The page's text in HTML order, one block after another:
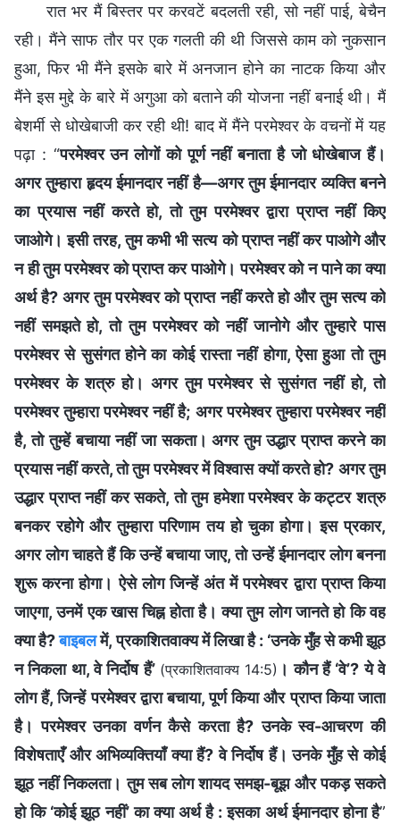
रात भर मैं बिस्तर पर करवटें बदलती रही, सो नहीं पाई, बेचैन
रही। मैंने साफ तौर पर एक गलती की थी जिससे काम को नुकसान
हुआ, फिर भी मैंने इसके बारे में अनजान होने का नाटक किया और
मैंने इस मुद्दे के बारे में अगुआ को बताने की योजना नहीं बनाई थी। मैं
बेशर्मी से धोखेबाजी कर रही थी! बाद में मैंने परमेश्वर के वचनों में यह
पढ़ा : “परमेश्वर उन लोगों को पूर्ण नहीं बनाता है जो धोखेबाज हैं।
अगर तुम्हारा हृदय ईमानदार नहीं है—अगर तुम ईमानदार व्यक्ति बनने
का प्रयास नहीं करते हो, तो तुम परमेश्वर द्वारा प्राप्त नहीं किए
जाओगे। इसी तरह, तुम कभी भी सत्य को प्राप्त नहीं कर पाओगे और
न ही तुम परमेश्वर को प्राप्त कर पाओगे। परमेश्वर को न पाने का क्या
अर्थ है? अगर तुम परमेश्वर को प्राप्त नहीं करते हो और तुम सत्य को
नहीं समझते हो, तो तुम परमेश्वर को नहीं जानोगे और तुम्हारे पास
परमेश्वर से सुसंगत होने का कोई रास्ता नहीं होगा, ऐसा हुआ तो तुम
परमेश्वर के शत्रु हो। अगर तुम परमेश्वर से सुसंगत नहीं हो, तो
परमेश्वर तुम्हारा परमेश्वर नहीं है; अगर परमेश्वर तुम्हारा परमेश्वर नहीं
है, तो तुम्हें बचाया नहीं जा सकता। अगर तुम उद्धार प्राप्त करने का
प्रयास नहीं करते, तो तुम परमेश्वर में विश्वास क्यों करते हो? अगर तुम
उद्धार प्राप्त नहीं कर सकते, तो तुम हमेशा परमेश्वर के कट्टर शत्रु
बनकर रहोगे और तुम्हारा परिणाम तय हो चुका होगा। इस प्रकार,
अगर लोग चाहते हैं कि उन्हें बचाया जाए, तो उन्हें ईमानदार लोग बनना
शुरू करना होगा। ऐसे लोग जिन्हें अंत में परमेश्वर द्वारा प्राप्त किया
जाएगा, उनमें एक खास चिह्न होता है। क्या तुम लोग जानते हो कि वह
क्या है?बाइबलमें, प्रकाशितवाक्य में लिखा है : ‘उनके मुँह से कभी झूठ
न निकला था, वे निर्दोष हैं’ (प्रकाशितवाक्य 14:5) । कौन हैं ‘वे’? ये वे
लोग हैं, जिन्हें परमेश्वर द्वारा बचाया, पूर्ण किया और प्राप्त किया जाता
है। परमेश्वर उनका वर्णन कैसे करता है? उनके स्व-आचरण की
विशेषताएँ और अभिव्यक्तियाँ क्या हैं? वे निर्दोष हैं। उनके मुँह से कोई
झूठ नहीं निकलता। तुम सब लोग शायद समझ-बूझ और पकड़ सकते
हो कि ‘कोई झूठ नहीं’ का क्या अर्थ है : इसका अर्थ ईमानदार होना है”